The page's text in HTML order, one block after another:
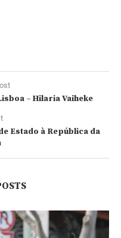
– Hilaria Vaiheke
Estado à República da